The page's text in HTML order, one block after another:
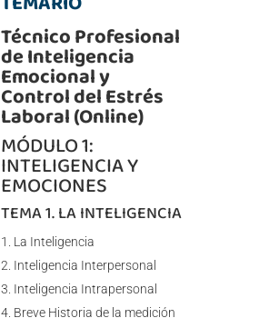
Técnico Profesional
de Inteligencia
Emocional y
Control del Estrés
Laboral (Online)
MÓDULO 1:
INTELIGENCIA Y
EMOCIONES
TEMA 1. LA INTELIGENCIA
La Inteligencia
Inteligencia Interpersonal
Inteligencia Intrapersonal
Breve Historia de la medición